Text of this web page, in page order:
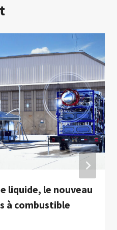
liquide, le nouveau
à combustible